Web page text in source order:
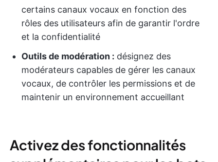
certains canaux vocaux en fonction des
rôles des utilisateurs afin de garantir l'ordre
et la confidentialité
Outils de modération : désignez des
modérateurs capables de gérer les canaux
vocaux, de contrôler les permissions et de
maintenir un environnement accueillant
Activez des fonctionnalités